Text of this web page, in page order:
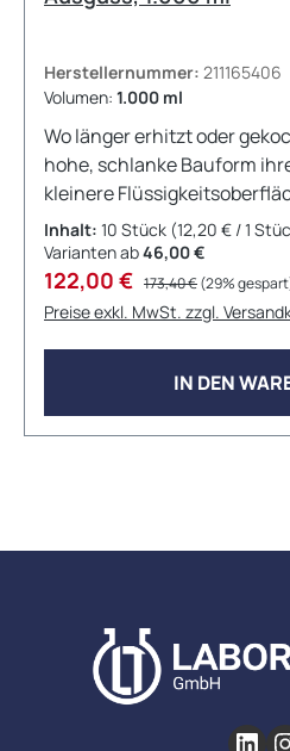
Uhrgläser oder größere
Beschaffungsservice
Laborhandel gerne.
Herstellernummer: 211165406
Volumen: 1.000 ml
Wo länger erhitzt oder
hohe, schlanke Bauform
kleinere
Verdunstung, und auf
Wasserbad spart der Becher
ermöglicht sauberes
Einsatzbereiche Längeres
HeizblöckenFällungs- und
Sediment absetzen
Temperaturwechsel und ist
Graduierung Die
weiße Keramikskala erlaubt
Füllvolumens und ist abrieb-
chemikalienbeständig.
Inhalt: 10 Stück (12,20 € / 1
Varianten ab46,00 €
Verkaufspreis:
122,00 € Regulärer Preis:
173,40 €(29%
Preise exkl. MwSt. zzgl.
IN DEN